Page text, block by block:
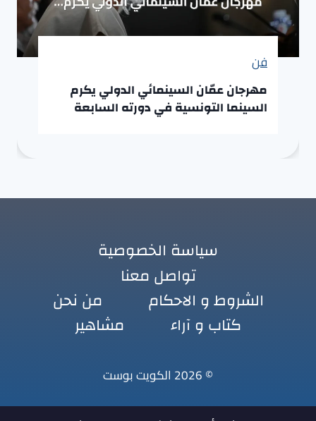
فن
مهرجان عمّان السينمائي الدولي يكرم
السينما التونسية في دورته السابعة
سياسة الخصوصية
تواصل معنا
الشروط و الاحكام
من نحن
كتاب و آراء
مشاهير
© 2026 الكويت بوست